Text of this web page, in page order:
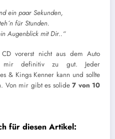
ein paar Sekunden,
für Stunden.
Augenblick mit Dir..“
vorerst nicht aus dem Auto
mir definitiv zu gut. Jeder
& Kings Kenner kann und sollte
Von mir gibt es solide 7 von 10
für diesen Artikel: